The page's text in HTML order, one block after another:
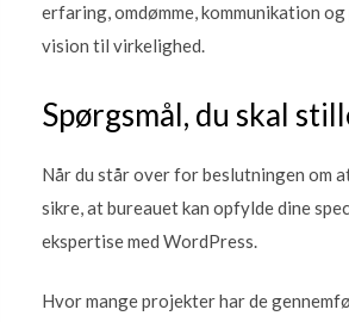
erfaring, omdømme, kommunikation
vision til virkelighed.
Spørgsmål, du skal
Når du står over for beslutningen om
sikre, at bureauet kan opfylde dine
ekspertise med WordPress.
Hvor mange projekter har de